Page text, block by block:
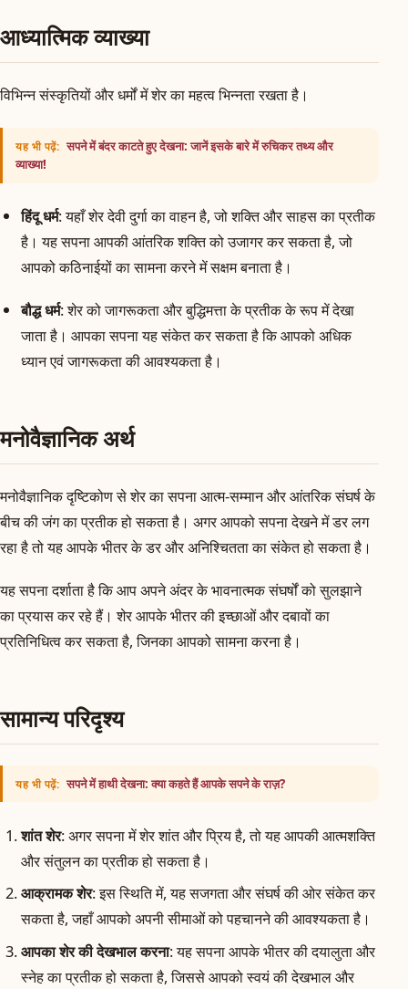
आध्यात्मिक व्याख्या
विभिन्न संस्कृतियों और धर्मों में शेर का महत्व भिन्नता रखता है।
यह भी पढ़ें: सपने में बंदर काटते हुए देखना: जानें इसके बारे में रुचिकर तथ्य और
व्याख्या!
हिंदू धर्म: यहाँ शेर देवी दुर्गा का वाहन है, जो शक्ति और साहस का प्रतीक
है। यह सपना आपकी आंतरिक शक्ति को उजागर कर सकता है, जो
आपको कठिनाईयों का सामना करने में सक्षम बनाता है।
बौद्ध धर्म: शेर को जागरूकता और बुद्धिमत्ता के प्रतीक के रूप में देखा
जाता है। आपका सपना यह संकेत कर सकता है कि आपको अधिक
ध्यान एवं जागरूकता की आवश्यकता है।
मनोवैज्ञानिक अर्थ
मनोवैज्ञानिक दृष्टिकोण से शेर का सपना आत्म-सम्मान और आंतरिक संघर्ष के
बीच की जंग का प्रतीक हो सकता है। अगर आपको सपना देखने में डर लग
रहा है तो यह आपके भीतर के डर और अनिश्चितता का संकेत हो सकता है।
यह सपना दर्शाता है कि आप अपने अंदर के भावनात्मक संघर्षों को सुलझाने
का प्रयास कर रहे हैं। शेर आपके भीतर की इच्छाओं और दबावों का
प्रतिनिधित्व कर सकता है, जिनका आपको सामना करना है।
सामान्य परिदृश्य
यह भी पढ़ें: सपने में हाथी देखना: क्या कहते हैं आपके सपने के राज़?
शांत शेर: अगर सपना में शेर शांत और प्रिय है, तो यह आपकी आत्मशक्ति
और संतुलन का प्रतीक हो सकता है।
आक्रामक शेर: इस स्थिति में, यह सजगता और संघर्ष की ओर संकेत कर
सकता है, जहाँ आपको अपनी सीमाओं को पहचानने की आवश्यकता है।
आपका शेर की देखभाल करना: यह सपना आपके भीतर की दयालुता और
स्नेह का प्रतीक हो सकता है, जिससे आपको स्वयं की देखभाल और